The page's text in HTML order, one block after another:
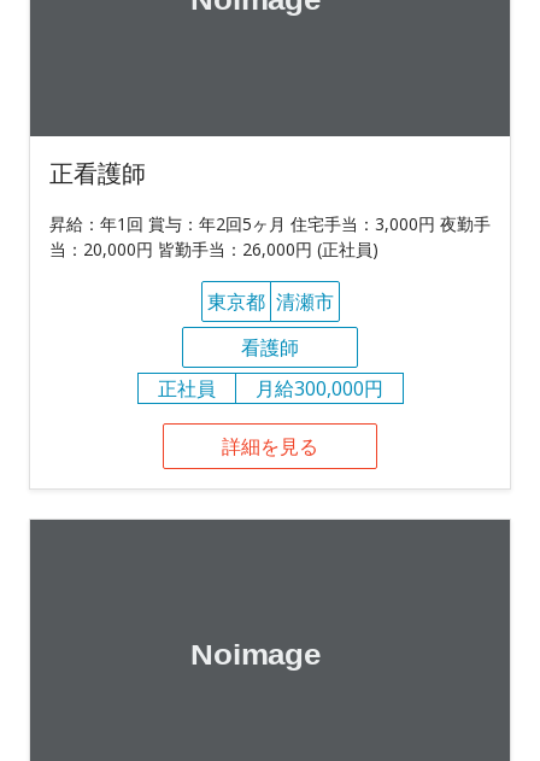
正看護師
昇給：年1回 賞与：年2回5ヶ月 住宅手当：3,000円 夜勤手
当：20,000円 皆勤手当：26,000円 (正社員)
東京都 清瀬市
看護師
正社員
月給300,000円
詳細を見る